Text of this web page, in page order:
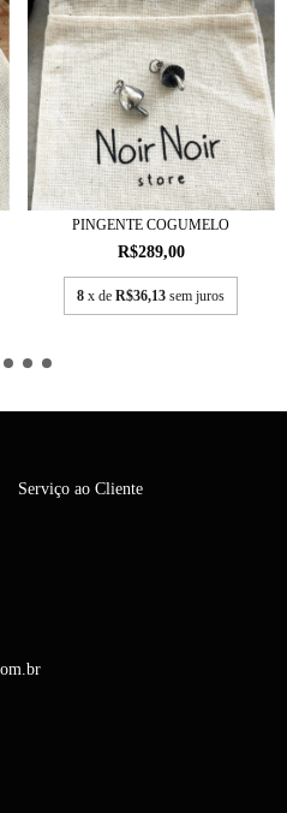
PINGENTE COGUMELO
R$289,00
8 x deR$36,13 sem juros
Serviço ao Cliente